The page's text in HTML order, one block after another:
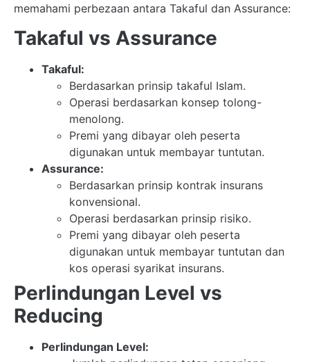
memahami perbezaan antara Takaful dan Assurance:
Takaful vs Assurance
Takaful:
Berdasarkan prinsip takaful Islam.
Operasi berdasarkan konsep tolong-
menolong.
Premi yang dibayar oleh peserta
digunakan untuk membayar tuntutan.
Assurance:
Berdasarkan prinsip kontrak insurans
konvensional.
Operasi berdasarkan prinsip risiko.
Premi yang dibayar oleh peserta
digunakan untuk membayar tuntutan dan
kos operasi syarikat insurans.
Perlindungan Level vs
Reducing
Perlindungan Level: